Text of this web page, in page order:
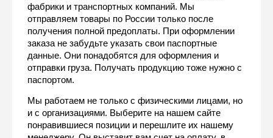
фабрики и транспортных компаний. Мы
отправляем товары по России только после
получения полной предоплаты. При оформлении
заказа не забудьте указать свои паспортные
данные. Они понадобятся для оформления и
отправки груза. Получать продукцию тоже нужно с
паспортом.
Мы работаем не только с физическими лицами, но
и с организациями. Выберите на нашем сайте
понравившиеся позиции и перешлите их нашему